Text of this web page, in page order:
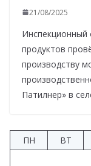
21/08/2025
Инспекционный
продуктов
производству
Патилнер» в
ПН
ВТ